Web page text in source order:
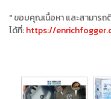
" ขอบคุณเนื้อหา และสามารถ
ได้ที่:https://